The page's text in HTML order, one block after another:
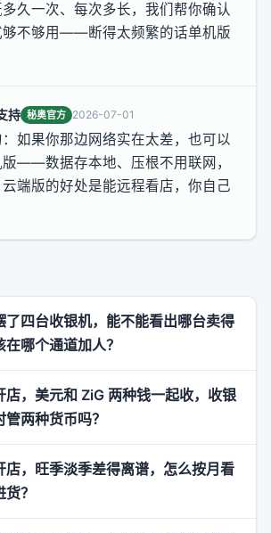
久一次、每次多长，我们帮你确认
够不够用——断得太频繁的话单机版
持 秘奥官方 2026-07-01
如果你那边网络实在太差，也可以
——数据存本地、压根不用联网，
端版的好处是能远程看店，你自己
了四台收银机，能不能看出哪台卖得
哪个通道加人？
店，美元和 ZiG 两种钱一起收，收银
两种货币吗？
店，旺季淡季差得离谱，怎么按月看
？